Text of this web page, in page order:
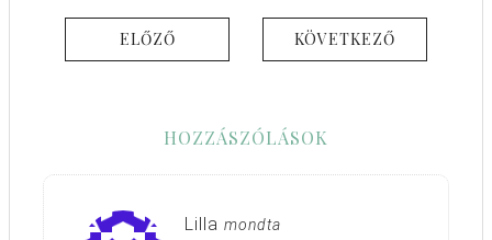
ELŐZŐ KÖVETKEZŐ
HOZZÁSZÓLÁSOK
Lilla mondta